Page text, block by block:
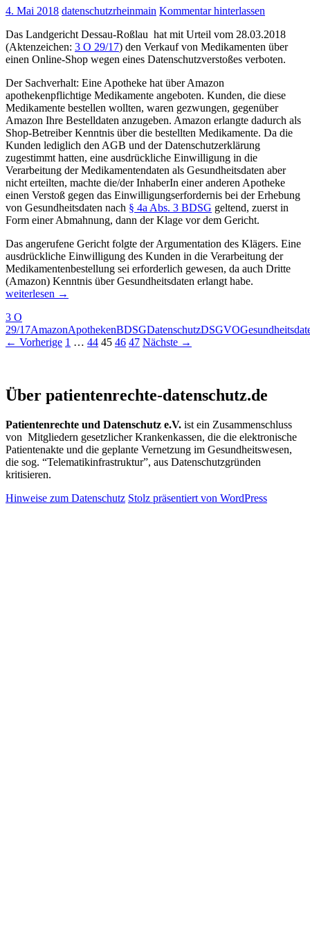
4. Mai 2018 datenschutzrheinmain Kommentar hinterlassen
Das Landgericht Dessau-Roßlau hat mit Urteil vom 28.03.2018
(Aktenzeichen: 3 O 29/17) den Verkauf von Medikamenten über
einen Online-Shop wegen eines Datenschutzverstoßes verboten.
Der Sachverhalt: Eine Apotheke hat über Amazon
apothekenpflichtige Medikamente angeboten. Kunden, die diese
Medikamente bestellen wollten, waren gezwungen, gegenüber
Amazon Ihre Bestelldaten anzugeben. Amazon erlangte dadurch als
Shop-Betreiber Kenntnis über die bestellten Medikamente. Da die
Kunden lediglich den AGB und der Datenschutzerklärung
zugestimmt hatten, eine ausdrückliche Einwilligung in die
Verarbeitung der Medikamentendaten als Gesundheitsdaten aber
nicht erteilten, machte die/der InhaberIn einer anderen Apotheke
einen Verstoß gegen das Einwilligungserfordernis bei der Erhebung
von Gesundheitsdaten nach § 4a Abs. 3 BDSG geltend, zuerst in
Form einer Abmahnung, dann der Klage vor dem Gericht.
Das angerufene Gericht folgte der Argumentation des Klägers. Eine
ausdrückliche Einwilligung des Kunden in die Verarbeitung der
Medikamentenbestellung sei erforderlich gewesen, da auch Dritte
(Amazon) Kenntnis über Gesundheitsdaten erlangt habe.
von
Shop
Gründen
untersagt
weiterlesen →
3 O
29/17AmazonApothekenBDSGDatenschutzDSGVO
Beitragsnavigation
← Vorherige 1 … 44 45 46 47 Nächste →
Patientenrechte und Datenschutz e.V.
Über patientenrechte-datenschutz.de
Patientenrechte und Datenschutz e.V. ist ein Zusammenschluss
von Mitgliedern gesetzlicher Krankenkassen, die die elektronische
Patientenakte und die geplante Vernetzung im Gesundheitswesen,
die sog. “Telematikinfrastruktur”, aus Datenschutzgründen
kritisieren.
Hinweise zum Datenschutz Stolz präsentiert von WordPress